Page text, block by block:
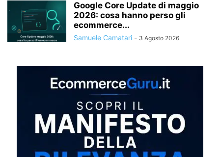
Google Core Update di maggio
2026: cosa hanno perso gli
ecommerce...
Samuele Camatari - 3 Agosto 2026